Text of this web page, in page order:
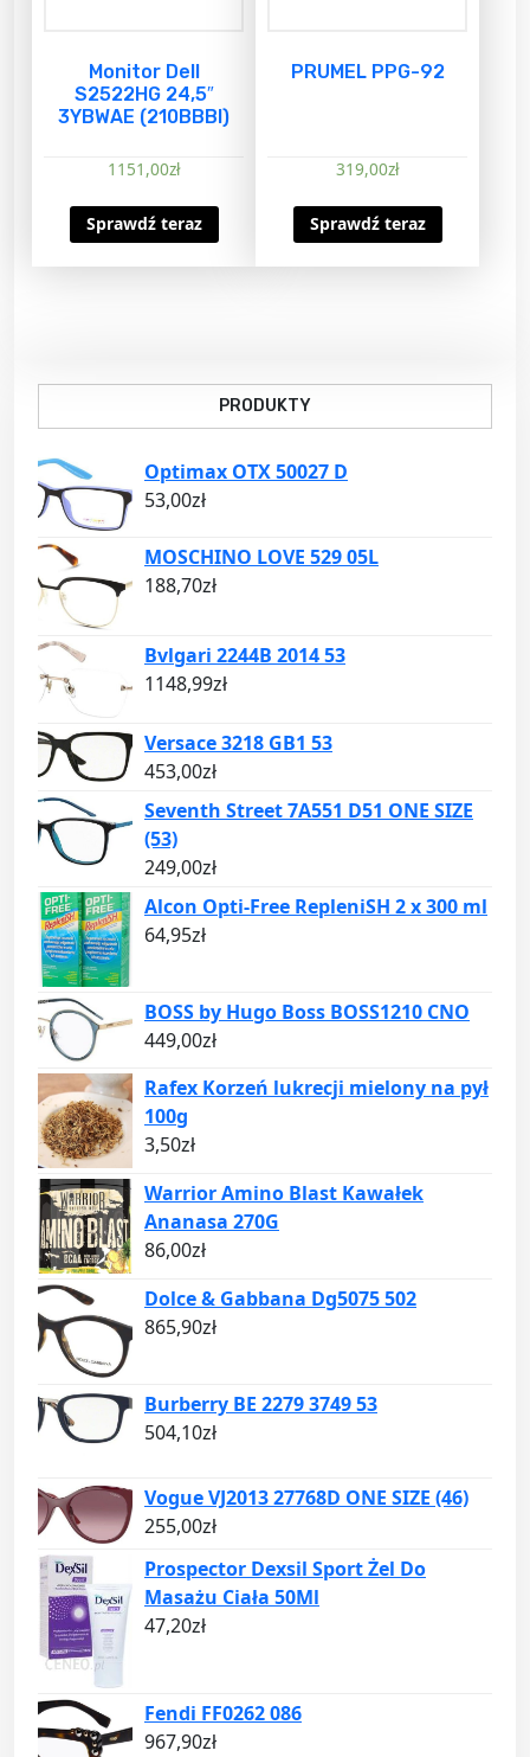
Monitor Dell
S2522HG 24,5″
3YBWAE (210BBBI)
1151,00zł
Sprawdź teraz
PRUMEL PPG-92
319,00zł
Sprawdź teraz
PRODUKTY
Optimax OTX 50027 D
53,00zł
MOSCHINO LOVE 529 05L
188,70zł
Bvlgari 2244B 2014 53
1148,99zł
Versace 3218 GB1 53
453,00zł
Seventh Street 7A551 D51 ONE SIZE
(53)
249,00zł
Alcon Opti-Free RepleniSH 2 x 300 ml
64,95zł
BOSS by Hugo Boss BOSS1210 CNO
449,00zł
Rafex Korzeń lukrecji mielony na pył
100g
3,50zł
Warrior Amino Blast Kawałek
Ananasa 270G
86,00zł
Dolce & Gabbana Dg5075 502
865,90zł
Burberry BE 2279 3749 53
504,10zł
Vogue VJ2013 27768D ONE SIZE (46)
255,00zł
Prospector Dexsil Sport Żel Do
Masażu Ciała 50Ml
47,20zł
Fendi FF0262 086
967,90zł